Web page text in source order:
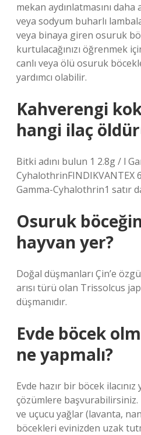
mekan aydınlatmasını
veya sodyum buharlı
veya binaya giren osuruk
kurtulacağınızı öğrenmek
canlı veya ölü osuruk
yardımcı olabilir.
Kahverengi
hangi ilaç
Bitki adını bulun 1 2.8g / l
CyhalothrinFINDIKVANTEX
Gamma-Cyhalothrin1 satır
Osuruk
hayvan yer?
Doğal düşmanları Çin’e
arısı türü olan Trissolcus
düşmanıdır.
Evde böcek
ne yapmalı?
Evde hazır bir böcek
çözümlere
ve uçucu yağlar (lavanta,
böcekleri evinizden uzak